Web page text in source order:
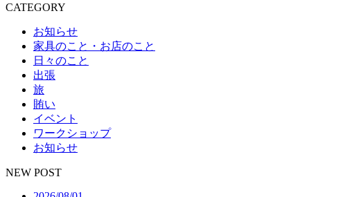
CATEGORY
お知らせ
家具のこと・お店のこと
日々のこと
出張
旅
賄い
イベント
ワークショップ
お知らせ
NEW POST